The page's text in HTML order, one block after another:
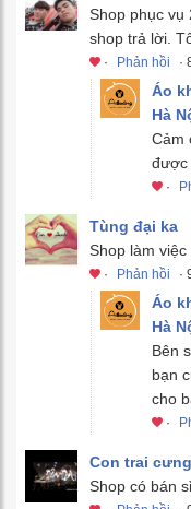
Shop phục vụ
shop trả lời.
· Phản hồi ·
Áo
Hà
Cảm
được
·
Tùng đại ka
Shop làm
· Phản hồi ·
Áo
Hà
Bên
bạn
cho
·
Con trai cưng
Shop có bán